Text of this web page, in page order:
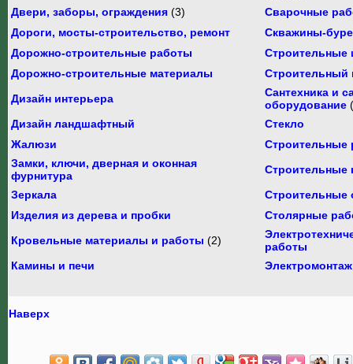
Двери, заборы, ограждения (3)
Сварочные
Дороги, мосты-строительство, ремонт
Скважины-
Дорожно-строительные работы
Строительные
Дорожно-строительные материалы
Строительный
Дизайн интерьера
Сантехника и
оборудование
Дизайн ландшафтный
Стекло
Жалюзи
Строительные
Замки, ключи, дверная и оконная
фурнитура
Строительные
Зеркала
Строительные
Изделия из дерева и пробки
Столярные
Кровельные материалы и работы (2)
работы
Камины и печи
Наверх